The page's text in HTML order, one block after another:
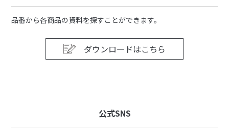
品番から各商品の資料を探すことができます。
ダウンロードはこちら
公式SNS